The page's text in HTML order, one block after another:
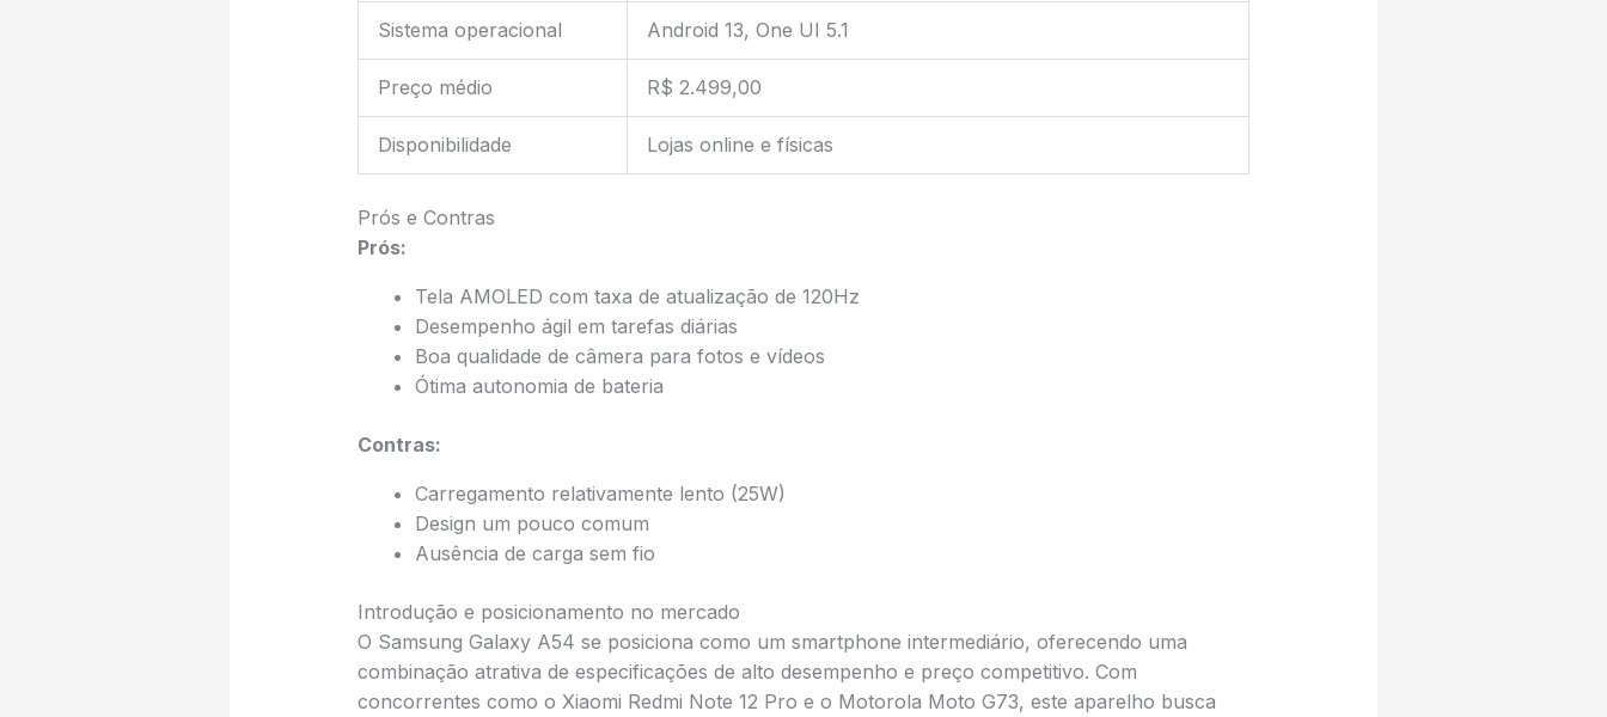
Sistema operacional Android 13, One UI 5.1
Preço médio R$ 2.499,00
Disponibilidade Lojas online e físicas
Prós e Contras
Prós:
Tela AMOLED com taxa de atualização de 120Hz
Desempenho ágil em tarefas diárias
Boa qualidade de câmera para fotos e vídeos
Ótima autonomia de bateria
Contras:
Carregamento relativamente lento (25W)
Design um pouco comum
Ausência de carga sem fio
Introdução e posicionamento no mercado
O Samsung Galaxy A54 se posiciona como um smartphone intermediário, oferecendo uma
combinação atrativa de especificações de alto desempenho e preço competitivo. Com
concorrentes como o Xiaomi Redmi Note 12 Pro e o Motorola Moto G73, este aparelho busca